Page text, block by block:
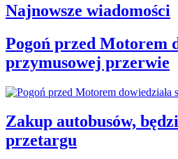
Najnowsze wiadomości
Pogoń przed Motorem
przymusowej przerwie
Zakup autobusów,
przetargu